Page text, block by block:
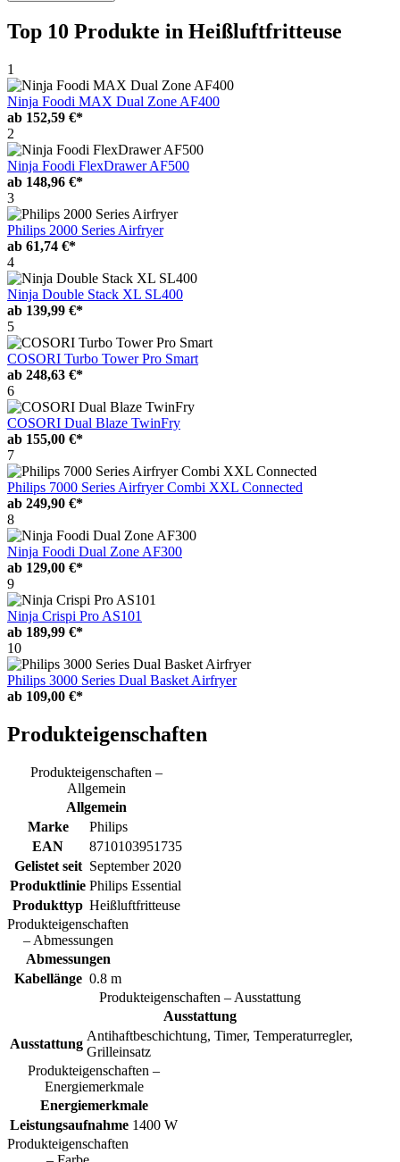
Top 10 Produkte in Heißluftfritteuse
1
Ninja Foodi MAX Dual Zone AF400
ab 152,59 €*
2
Ninja Foodi FlexDrawer AF500
ab 148,96 €*
3
Philips 2000 Series Airfryer
ab 61,74 €*
4
Ninja Double Stack XL SL400
ab 139,99 €*
5
COSORI Turbo Tower Pro Smart
ab 248,63 €*
6
COSORI Dual Blaze TwinFry
ab 155,00 €*
7
Philips 7000 Series Airfryer Combi XXL Connected
ab 249,90 €*
8
Ninja Foodi Dual Zone AF300
ab 129,00 €*
9
Ninja Crispi Pro AS101
ab 189,99 €*
10
Philips 3000 Series Dual Basket Airfryer
ab 109,00 €*
Produkteigenschaften
Produkteigenschaften –
Allgemein
Allgemein
Marke
Philips
EAN
8710103951735
Gelistet seit September 2020
Produktlinie Philips Essential
Produkttyp Heißluftfritteuse
Produkteigenschaften
– Abmessungen
Abmessungen
Kabellänge 0.8 m
Produkteigenschaften – Ausstattung
Ausstattung
Ausstattung
Antihaftbeschichtung, Timer, Temperaturregler,
Grilleinsatz
Produkteigenschaften –
Energiemerkmale
Energiemerkmale
Leistungsaufnahme 1400 W
Produkteigenschaften